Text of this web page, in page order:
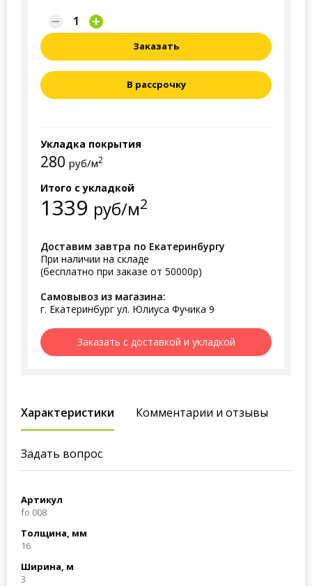
Заказать
В рассрочку
Укладка покрытия
280 руб/м2
Итого с укладкой
1339 руб/м2
Доставим завтра по Екатеринбургу
При наличии на складе
(бесплатно при заказе от 50000р)
Самовывоз из магазина:
г. Екатеринбург ул. Юлиуса Фучика 9
Заказать с доставкой и укладкой
Характеристики Комментарии и отзывы
Задать вопрос
Артикул
fo 008
Толщина, мм
16
Ширина, м
3